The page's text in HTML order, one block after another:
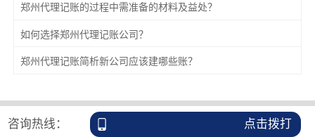
郑州代理记账的过程中需准备的材料及益处？
如何选择郑州代理记账公司？
郑州代理记账简析新公司应该建哪些账？
咨询热线： 点击拨打